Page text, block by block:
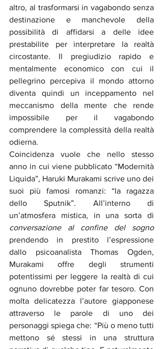
altro, al trasformarsi in vagabondo senza
destinazione e manchevole della
possibilità di affidarsi a delle idee
prestabilite per interpretare la realtà
circostante. Il pregiudizio rapido e
mentalmente economico con cui il
pellegrino percepiva il mondo attorno
diventa quindi un inceppamento nel
meccanismo della mente che rende
impossibile per il vagabondo
comprendere la complessità della realtà
odierna.
Coincidenza vuole che nello stesso
anno in cui viene pubblicato “Modernità
Liquida”, Haruki Murakami scrive uno dei
suoi più famosi romanzi: “la ragazza
dello Sputnik”. All’interno di
conversazione al confine del sogno
prendendo in prestito l’espressione
dallo psicoanalista Thomas Ogden,
Murakami offre degli strumenti
potentissimi per leggere la realtà di cui
ognuno dovrebbe poter far tesoro. Con
molta delicatezza l’autore giapponese
attraverso le parole di uno dei
personaggi spiega che: “Più o meno tutti
mettono sé stessi in una struttura